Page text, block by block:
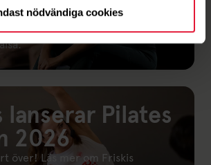
nödvändiga cookies
lanserar Pilates
2026
över! Läs mer om Friskis